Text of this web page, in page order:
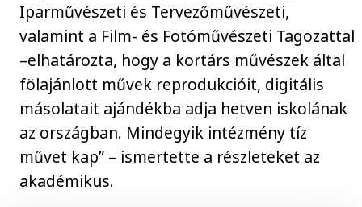
Iparművészeti és Tervezőművészeti,
valamint a Film- és Fotóművészeti Tagozattal
–elhatározta, hogy a kortárs művészek által
fölajánlott művek reprodukcióit, digitális
másolatait ajándékba adja hetven iskolának
az országban. Mindegyik intézmény tíz
művet kap” – ismertette a részleteket az
akadémikus.